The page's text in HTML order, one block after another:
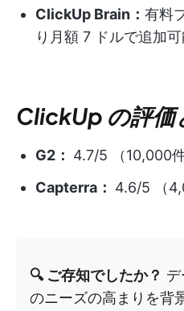
ClickUp Brain： 有料
り月額 7 ドルで追加
ClickUp の評価
G2： 4.7/5 （10,000
Capterra： 4.6/5 （
🔍 ご存知でしたか？
のニーズの高まりを背